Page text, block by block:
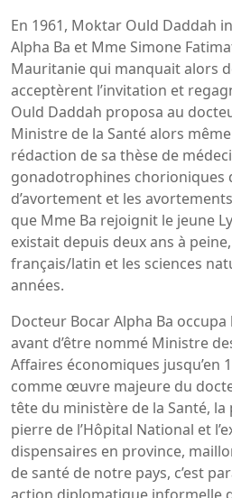
En 1961, Moktar Ould Daddah
Alpha Ba et Mme Simone
Mauritanie qui manquait alors
acceptèrent l’invitation et
Ould Daddah proposa au
Ministre de la Santé alors
rédaction de sa thèse de
gonadotrophines chorioniques
d’avortement et les
que Mme Ba rejoignit le jeune
existait depuis deux ans à
français/latin et les sciences
années.
Docteur Bocar Alpha Ba
avant d’être nommé Ministre
Affaires économiques jusqu’en
comme œuvre majeure du
tête du ministère de la Santé,
pierre de l’Hôpital National et
dispensaires en province,
de santé de notre pays, c’est